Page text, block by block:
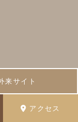
来サイト
アクセス
視鏡